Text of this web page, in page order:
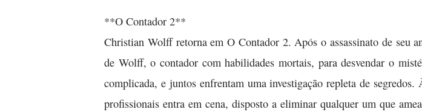
**O Contador 2**
Christian Wolff retorna em O Contador 2. Após o assassinato de seu
de Wolff, o contador com habilidades mortais, para desvendar o
complicada, e juntos enfrentam uma investigação repleta de
profissionais entra em cena, disposto a eliminar qualquer um que